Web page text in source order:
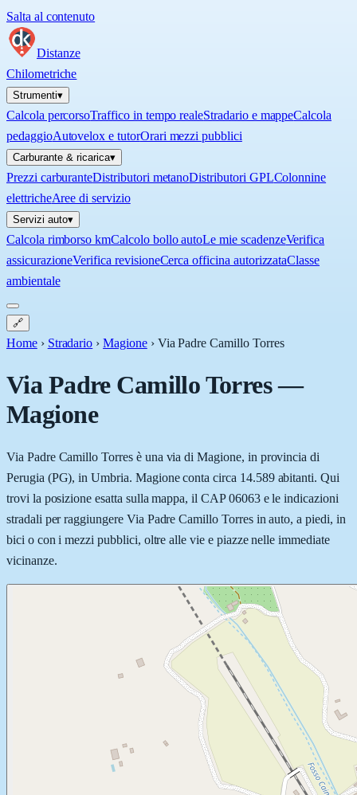
Salta al contenuto
Distanze
Chilometriche
Strumenti▾
Calcola percorsoTraffico in tempo realeStradario e mappeCalcola
pedaggioAutovelox e tutorOrari mezzi pubblici
Carburante & ricarica▾
Prezzi carburanteDistributori metanoDistributori GPLColonnine
elettricheAree di servizio
Servizi auto▾
Calcola rimborso kmCalcolo bollo autoLe mie scadenzeVerifica
assicurazioneVerifica revisioneCerca officina autorizzataClasse
ambientale
🔗
Home › Stradario › Magione › Via Padre Camillo Torres
Via Padre Camillo Torres—
Magione
Via Padre Camillo Torres è una via di Magione, in provincia di
Perugia (PG), in Umbria. Magione conta circa 14.589 abitanti. Qui
trovi la posizione esatta sulla mappa, il CAP 06063 e le indicazioni
stradali per raggiungere Via Padre Camillo Torres in auto, a piedi, in
bici o con i mezzi pubblici, oltre alle vie e piazze nelle immediate
vicinanze.